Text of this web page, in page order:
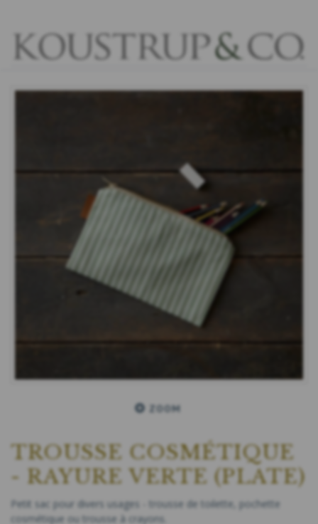
ZOOM
TROUSSE COSMÉTIQUE
- RAYURE VERTE (PLATE)
Petit sac pour divers usages - trousse de toilette, pochette
cosmétique ou trousse à crayons.